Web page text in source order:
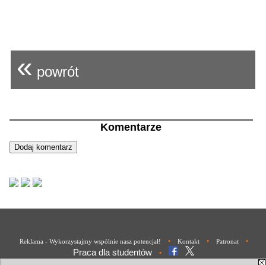
« powrót
Komentarze
Reklama - Wykorzystajmy wspólnie nasz potencjał! • Kontakt • Patronat •
Praca dla studentów •